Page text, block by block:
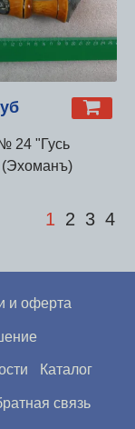
24 "Гусь
1 2 3 4
и оферта
Каталог
связь